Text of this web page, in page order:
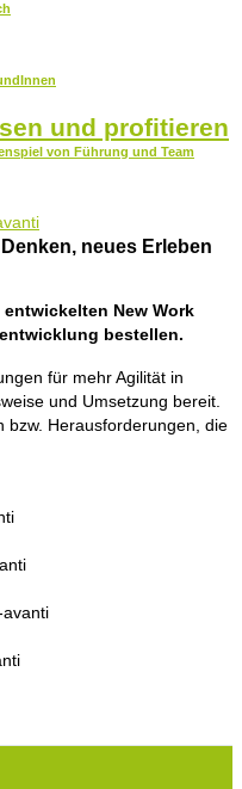
und profitieren
von Führung und Team
neues Erleben​
New Work
bestellen.
für mehr Agilität in
und Umsetzung bereit.
bzw. Herausforderungen, die